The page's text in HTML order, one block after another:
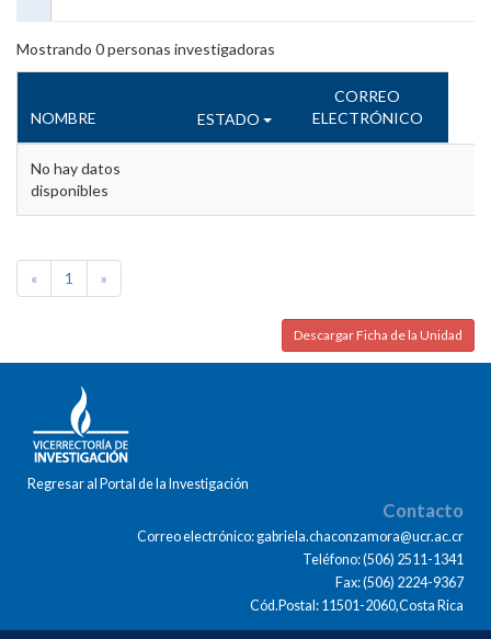
Mostrando 0personas investigadoras
NOMBRE ESTADO
CORREO
ELECTRÓNICO
No hay datos
disponibles
« 1 »
Descargar Ficha de la Unidad
Regresar al Portal de la Investigación
Contacto
Correo electrónico: gabriela.chaconzamora@ucr.ac.cr
Teléfono: (506) 2511-1341
Fax: (506) 2224-9367
Cód.Postal: 11501-2060,Costa Rica